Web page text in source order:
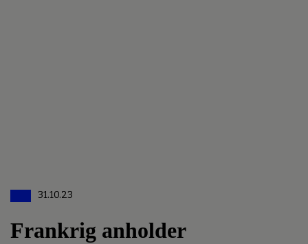
31.10.23
Frankrig anholder